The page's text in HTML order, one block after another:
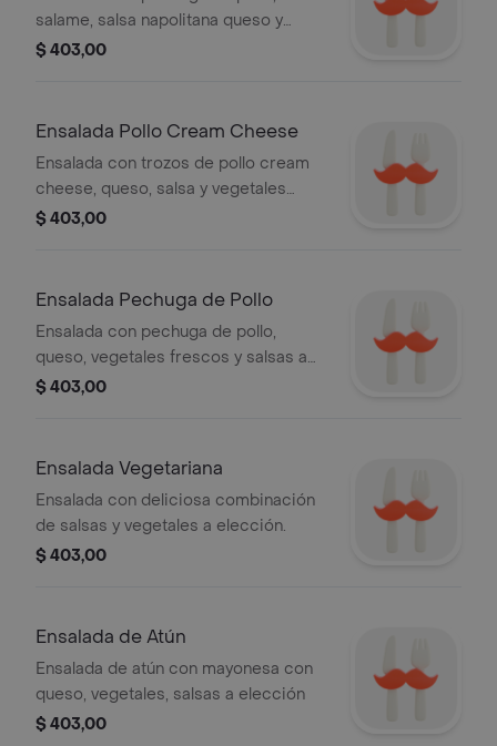
salame, salsa napolitana queso y
vegetales, mas salsas a elección.
$ 403,00
Ensalada Pollo Cream Cheese
Ensalada con trozos de pollo cream
cheese, queso, salsa y vegetales
frescos
$ 403,00
Ensalada Pechuga de Pollo
Ensalada con pechuga de pollo,
queso, vegetales frescos y salsas a
elección
$ 403,00
Ensalada Vegetariana
Ensalada con deliciosa combinación
de salsas y vegetales a elección.
$ 403,00
Ensalada de Atún
Ensalada de atún con mayonesa con
queso, vegetales, salsas a elección
$ 403,00